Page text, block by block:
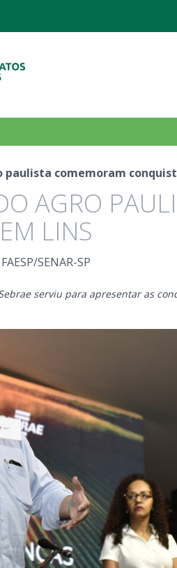
paulista comemoram
AGRO
LINS
FAESP/SENAR-SP
serviu para apresentar as